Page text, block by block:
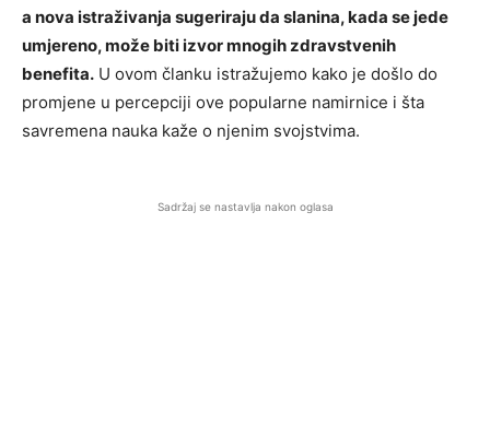
a nova istraživanja sugeriraju da slanina, kada se jede
umjereno, može biti izvor mnogih zdravstvenih
benefita. U ovom članku istražujemo kako je došlo do
promjene u percepciji ove popularne namirnice i šta
savremena nauka kaže o njenim svojstvima.
Sadržaj se nastavlja nakon oglasa